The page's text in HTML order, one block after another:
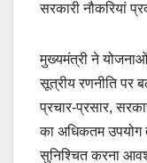
सरकारी नौकरियां
मुख्यमंत्री ने
सूत्रीय रणनीति पर
प्रचार-प्रसार,
का अधिकतम उपयोग
सुनिश्चित करना